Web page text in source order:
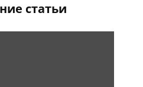
статьи